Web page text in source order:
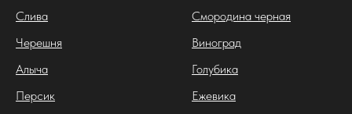
Слива
Черешня
Алыча
Персик
Смородина черная
Виноград
Голубика
Ежевика